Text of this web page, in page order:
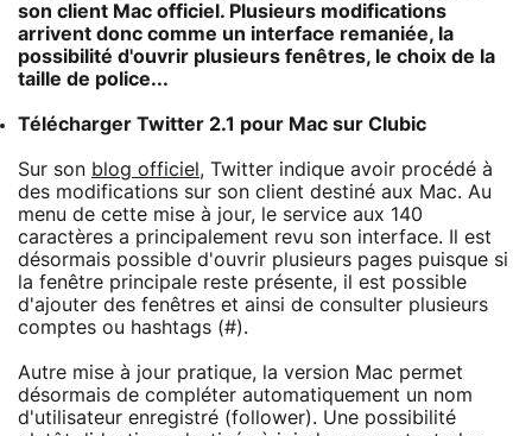
son client Mac officiel. Plusieurs modifications
arrivent donc comme un interface remaniée, la
possibilité d'ouvrir plusieurs fenêtres, le choix de la
taille de police...
Télécharger Twitter 2.1 pour Mac sur Clubic
Sur son blog officiel , Twitter indique avoir procédé à
des modifications sur son client destiné aux Mac. Au
menu de cette mise à jour, le service aux 140
caractères a principalement revu son interface. Il est
désormais possible d'ouvrir plusieurs pages puisque si
la fenêtre principale reste présente, il est possible
d'ajouter des fenêtres et ainsi de consulter plusieurs
comptes ou hashtags (#).
Autre mise à jour pratique, la version Mac permet
désormais de compléter automatiquement un nom
d'utilisateur enregistré (follower). Une possibilité